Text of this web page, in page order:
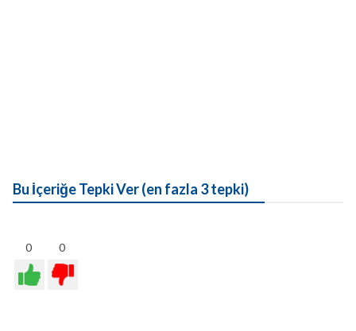
Bu İçeriğe Tepki Ver (en fazla 3 tepki)
0 0